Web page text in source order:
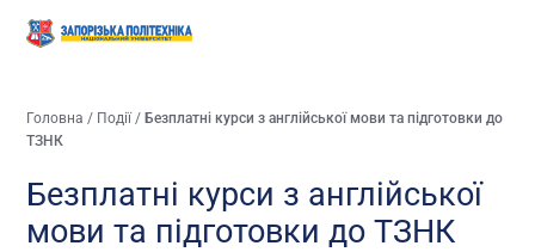
Головна / Події/ Безплатні курси з англійської мови та підготовки до
ТЗНК
Безплатні курси з англійської
мови та підготовки до ТЗНК